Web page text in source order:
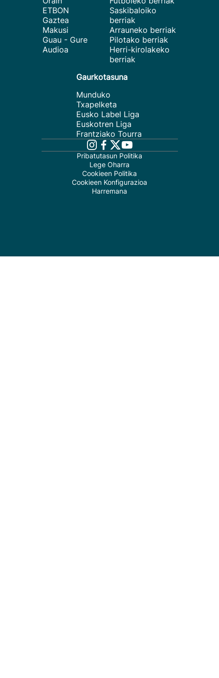
ETBON
Gaztea
Makusi
Guau - Gure
Audioa
Saskibaloiko
berriak
Arrauneko berriak
Pilotako berriak
Herri-kirolakeko
berriak
Gaurkotasuna
Munduko
Txapelketa
Eusko Label Liga
Euskotren Liga
Frantziako Tourra
Pribatutasun Politika
Lege Oharra
Cookieen Politika
Cookieen Konfigurazioa
Harremana